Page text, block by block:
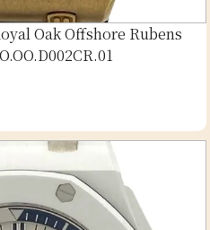
Oak Offshore Rubens